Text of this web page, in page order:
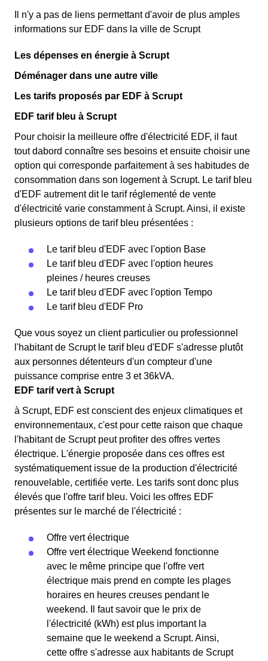
Il n'y a pas de liens permettant d'avoir de plus amples
informations sur EDF dans la ville de Scrupt
Les dépenses en énergie à Scrupt
Déménager dans une autre ville
Les tarifs proposés par EDF à Scrupt
EDF tarif bleu à Scrupt
Pour choisir la meilleure offre d'électricité EDF, il faut
tout dabord connaître ses besoins et ensuite choisir une
option qui corresponde parfaitement à ses habitudes de
consommation dans son logement à Scrupt. Le tarif bleu
d'EDF autrement dit le tarif réglementé de vente
d'électricité varie constamment à Scrupt. Ainsi, il existe
plusieurs options de tarif bleu présentées :
Le tarif bleu d'EDF avec l'option Base
Le tarif bleu d'EDF avec l'option heures
pleines / heures creuses
Le tarif bleu d'EDF avec l'option Tempo
Le tarif bleu d'EDF Pro
Que vous soyez un client particulier ou professionnel
l'habitant de Scrupt le tarif bleu d'EDF s'adresse plutôt
aux personnes détenteurs d'un compteur d'une
puissance comprise entre 3 et 36kVA.
EDF tarif vert à Scrupt
à Scrupt, EDF est conscient des enjeux climatiques et
environnementaux, c'est pour cette raison que chaque
l'habitant de Scrupt peut profiter des offres vertes
électrique. L'énergie proposée dans ces offres est
systématiquement issue de la production d'électricité
renouvelable, certifiée verte. Les tarifs sont donc plus
élevés que l'offre tarif bleu. Voici les offres EDF
présentes sur le marché de l'électricité :
Offre vert électrique
Offre vert électrique Weekend fonctionne
avec le même principe que l'offre vert
électrique mais prend en compte les plages
horaires en heures creuses pendant le
weekend. Il faut savoir que le prix de
l'électricité (kWh) est plus important la
semaine que le weekend a Scrupt. Ainsi,
cette offre s'adresse aux habitants de Scrupt